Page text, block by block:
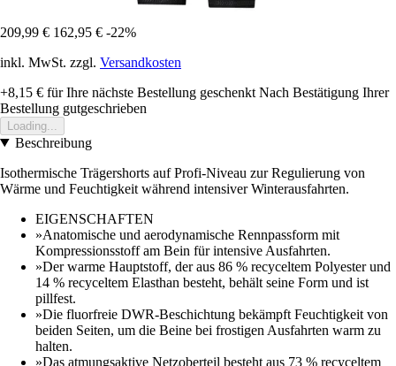
209,99 € 162,95 € -22%
inkl. MwSt. zzgl. Versandkosten
+8,15 € für Ihre nächste Bestellung geschenkt Nach Bestätigung Ihrer
Bestellung gutgeschrieben
Loading...
Beschreibung
Isothermische Trägershorts auf Profi-Niveau zur Regulierung von
Wärme und Feuchtigkeit während intensiver Winterausfahrten.
EIGENSCHAFTEN
»Anatomische und aerodynamische Rennpassform mit
Kompressionsstoff am Bein für intensive Ausfahrten.
»Der warme Hauptstoff, der aus 86 % recyceltem Polyester und
14 % recyceltem Elasthan besteht, behält seine Form und ist
pillfest.
»Die fluorfreie DWR-Beschichtung bekämpft Feuchtigkeit von
beiden Seiten, um die Beine bei frostigen Ausfahrten warm zu
halten.
»Das atmungsaktive Netzoberteil besteht aus 73 % recyceltem